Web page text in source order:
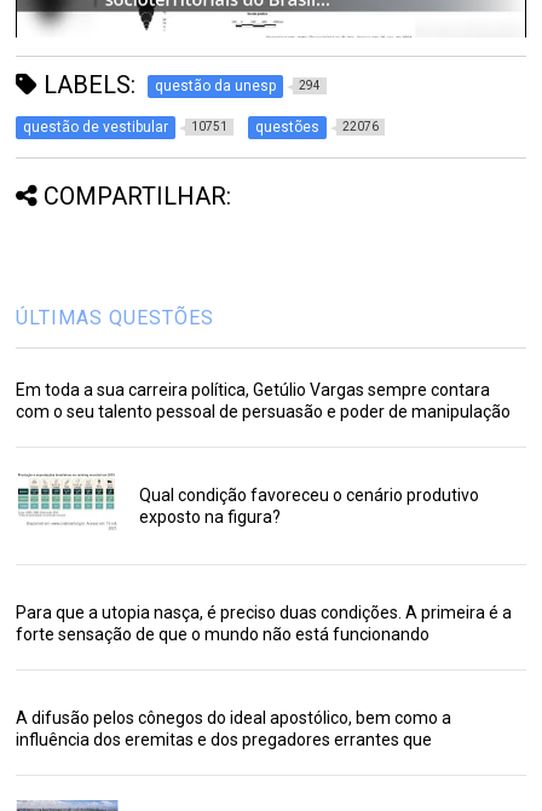
LABELS: questão da unesp 294
questão de vestibular 10751 questões 22076
COMPARTILHAR:
ÚLTIMAS QUESTÕES
Em toda a sua carreira política, Getúlio Vargas sempre contara
com o seu talento pessoal de persuasão e poder de manipulação
Qual condição favoreceu o cenário produtivo
exposto na figura?
Para que a utopia nasça, é preciso duas condições. A primeira é a
forte sensação de que o mundo não está funcionando
A difusão pelos cônegos do ideal apostólico, bem como a
influência dos eremitas e dos pregadores errantes que